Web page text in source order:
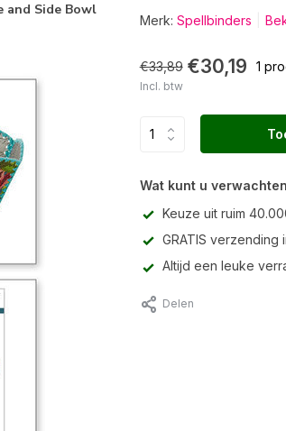
and Side Bowl
Merk: Spellbinders
€33,89 €30,19 1
Incl. btw
Wat kunt u
Keuze uit ruim
GRATIS verzending
Altijd een leuke
Delen